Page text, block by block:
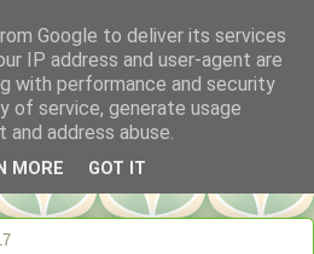
Google to deliver its services
IP address and user-agent are
with performance and security
of service, generate usage
address abuse.
MORE GOT IT